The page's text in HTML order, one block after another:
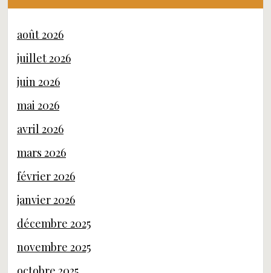
août 2026
juillet 2026
juin 2026
mai 2026
avril 2026
mars 2026
février 2026
janvier 2026
décembre 2025
novembre 2025